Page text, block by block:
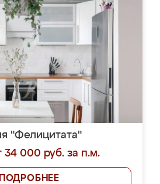
"Фелицитата"
34 000 руб. за п.м.
ПОДРОБНЕЕ